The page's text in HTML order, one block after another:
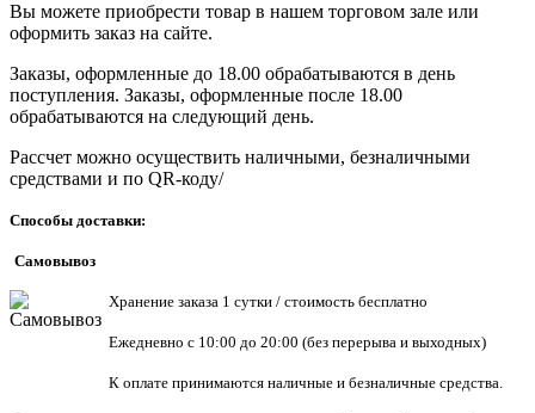
Вы можете приобрести товар в нашем торговом зале или
оформить заказ на сайте.
Заказы, оформленные до 18.00 обрабатываются в день
поступления. Заказы, оформленные после 18.00
обрабатываются на следующий день.
Рассчет можно осуществить наличными, безналичными
средствами и по QR-коду/
Способы доставки:
Самовывоз
Хранение заказа 1 сутки / стоимость бесплатно
Ежедневно с 10:00 до 20:00 (без перерыва и выходных)
К оплате принимаются наличные и безналичные средства.